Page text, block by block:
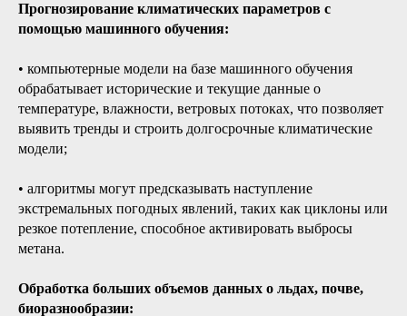
Прогнозирование климатических параметров с
помощью машинного обучения:
• компьютерные модели на базе машинного обучения
обрабатывает исторические и текущие данные о
температуре, влажности, ветровых потоках, что позволяет
выявить тренды и строить долгосрочные климатические
модели;
• алгоритмы могут предсказывать наступление
экстремальных погодных явлений, таких как циклоны или
резкое потепление, способное активировать выбросы
метана.
Обработка больших объемов данных о льдах, почве,
биоразнообразии: